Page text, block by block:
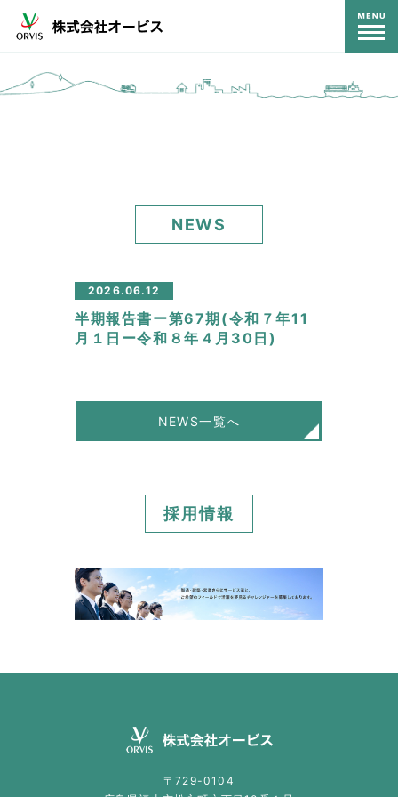
NEWS
2026.06.12
半期報告書ー第67期(令和７年11
月１日ー令和８年４月30日)
NEWS一覧へ
採用情報
〒729-0104